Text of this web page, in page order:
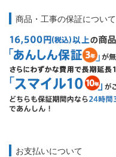
商品・工事の保証について
お支払いについて